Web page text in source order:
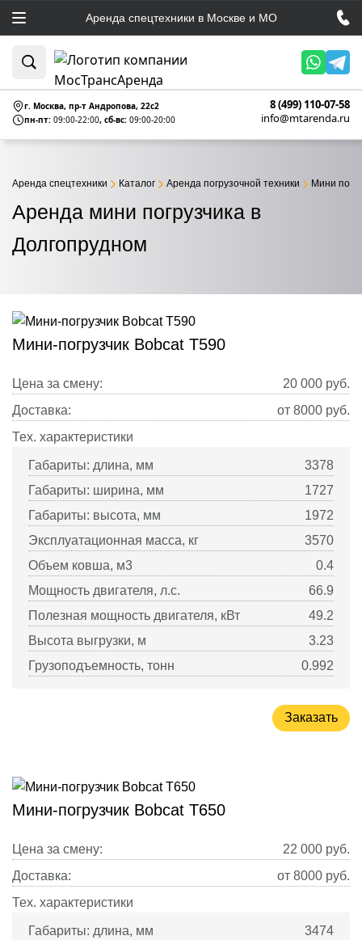
Аренда спецтехники в Москве и МО
г. Москва, пр-т Андропова, 22c2
пн-пт: 09:00-22:00, сб-вс: 09:00-20:00
8 (499) 110-07-58
info@mtarenda.ru
Аренда мини погрузчика в
Долгопрудном
Аренда спецтехники Каталог Аренда погрузочной техники Мини
Мини-погрузчик Bobcat Т590
Цена за смену: 20 000 руб.
Доставка:
от 8000 руб.
Тех. характеристики
Габариты: длина, мм
3378
Габариты: ширина, мм
1727
Габариты: высота, мм
1972
Эксплуатационная масса, кг
3570
Объем ковша, м3
0.4
Мощность двигателя, л.с.
66.9
Полезная мощность двигателя, кВт
49.2
Высота выгрузки, м
3.23
Грузоподъемность, тонн
0.992
Заказать
Мини-погрузчик Bobcat T650
Цена за смену: 22 000 руб.
Доставка:
от 8000 руб.
Тех. характеристики
Габариты: длина, мм
3474